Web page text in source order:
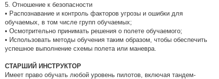
5. Отношение к безопасности
• Распознавание и контроль факторов угрозы и ошибки для
обучаемых, в том числе групп обучаемых;
• Осмотрительно принимать решения о полете обучаемого;
• Использовать методы обучения таким образом, чтобы обеспечить
успешное выполнение схемы полета или маневра.
СТАРШИЙ ИНСТРУКТОР
Имеет право обучать любой уровень пилотов, включая тандем-